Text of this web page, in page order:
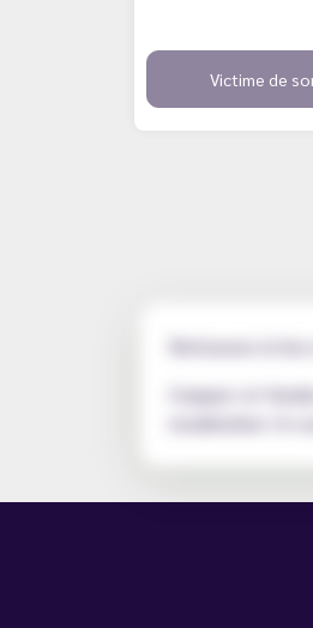
Victime de
Retrouvez ici
Craquez et
modération ! A